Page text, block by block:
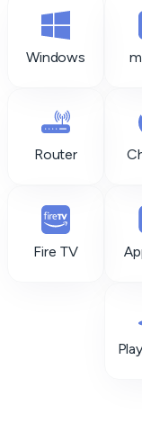
Windows
Router
Fire TV